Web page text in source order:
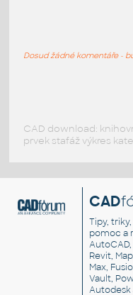
Dosud žádné komentáře -
CAD download:
prvek stafáž výkres
CAD
Tipy,
pomoc a
AutoCAD,
Revit,
Max,
Vault,
Autodesk